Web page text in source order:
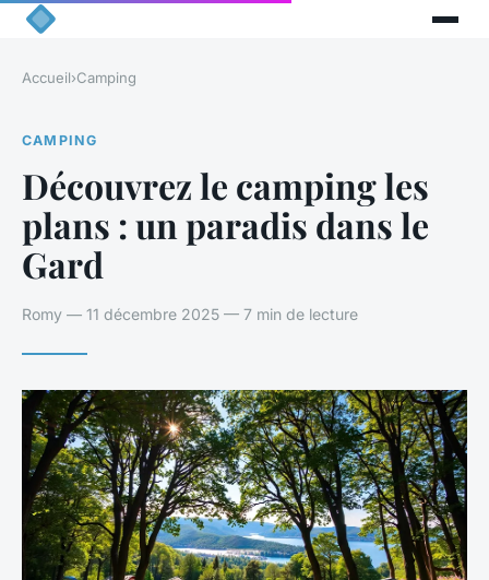
Accueil›Camping
CAMPING
Découvrez le camping les
plans : un paradis dans le
Gard
Romy — 11 décembre 2025 — 7 min de lecture